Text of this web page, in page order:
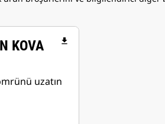
KOVA
file_download
uzatın